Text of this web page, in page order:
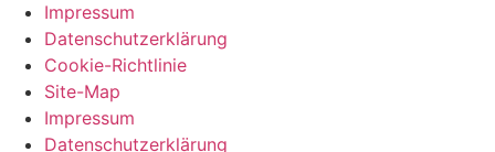
Impressum
Datenschutzerklärung
Cookie-Richtlinie
Site-Map
Impressum
Datenschutzerklärung